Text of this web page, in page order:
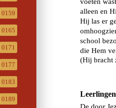
0159
0165
0171
0177
0183
0189